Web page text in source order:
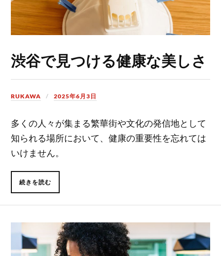
渋谷で見つける健康な美しさ
RUKAWA 2025年6月3日
多くの人々が集まる繁華街や文化の発信地として
知られる場所において、健康の重要性を忘れては
いけません。
続きを読む